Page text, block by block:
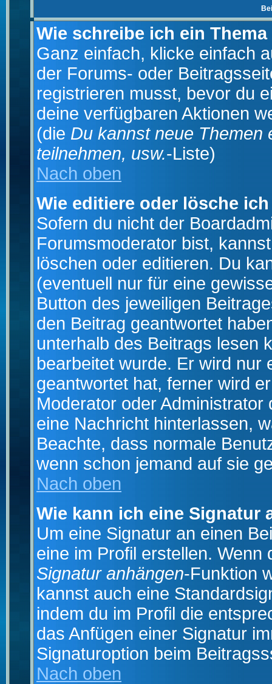
Wie schreibe ich ein
Ganz einfach, klicke einfach
der Forums- oder
registrieren musst, bevor du
deine verfügbaren Aktionen
(die Du kannst neue Themen
teilnehmen, usw.-Liste)
Nach oben
Wie editiere oder lösche
Sofern du nicht der
Forumsmoderator bist,
löschen oder editieren. Du
(eventuell nur für eine
Button des jeweiligen
den Beitrag geantwortet
unterhalb des Beitrags lesen
bearbeitet wurde. Er wird nur
geantwortet hat, ferner wird
Moderator oder
eine Nachricht hinterlassen,
Beachte, dass normale
wenn schon jemand auf sie
Nach oben
Wie kann ich eine Signatur
Um eine Signatur an einen
eine im Profil erstellen.
Signatur anhängen-Funktion
kannst auch eine
indem du im Profil die
das Anfügen einer Signatur
Signaturoption beim
Nach oben